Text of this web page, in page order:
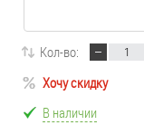
Кол-во:
Хочу скидку
В наличии